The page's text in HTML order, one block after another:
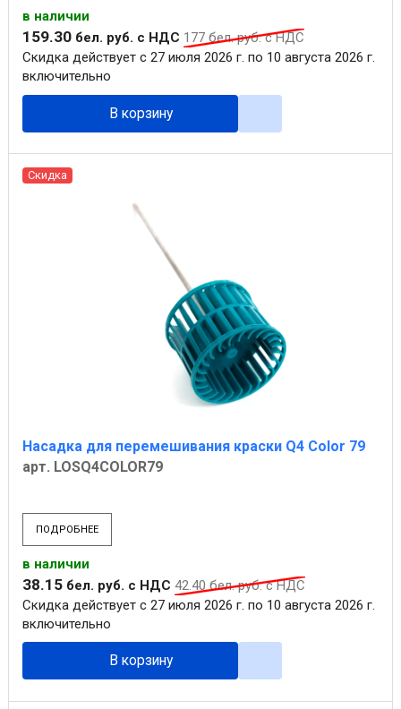
в наличии
159.30 бел. руб. с НДС 177 бел. руб. с НДС
Скидка действует с 27 июля 2026 г. по 10 августа 2026 г.
включительно
В корзину
Скидка
Насадка для перемешивания краски Q4 Color 79
арт. LOSQ4COLOR79
ПОДРОБНЕЕ
в наличии
38.15 бел. руб. с НДС 42.40бел. руб. с НДС
Скидка действует с 27 июля 2026 г. по 10 августа 2026 г.
включительно
В корзину